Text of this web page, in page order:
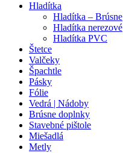
Hladítka
Hladítka – Brúsne
Hladítka nerezové
Hladítka PVC
Štetce
Valčeky
Špachtle
Pásky
Fólie
Vedrá | Nádoby
Brúsne doplnky
Stavebné pištole
Miešadlá
Metly